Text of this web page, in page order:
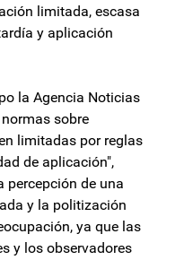
limitada, escasa
y aplicación
la Agencia Noticias
sobre
limitadas por reglas
de aplicación",
percepción de una
y la politización
ya que las
y los observadores